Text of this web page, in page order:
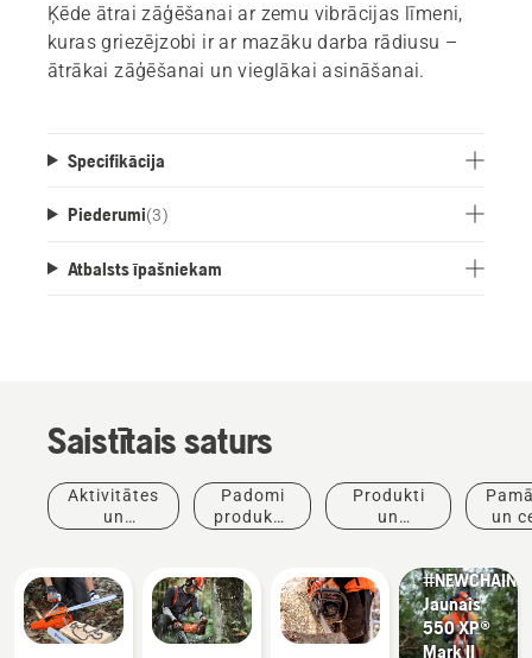
Ķēde ātrai zāģēšanai ar zemu vibrācijas līmeni,
kuras griezējzobi ir ar mazāku darba rādiusu –
ātrākai zāģēšanai un vieglākai asināšanai.
Specifikācija
Piederumi(3)
Atbalsts īpašniekam
Saistītais saturs
Aktivitātes
un
Padomi
produktu
Produkti
un
un
Produkti
un
Jaunais
550 XP®
Mark II